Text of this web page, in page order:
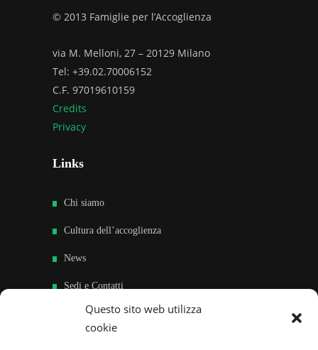
Questo sito web utilizza
cookie
© 2013 Famiglie per l’Accoglienza
via M. Melloni, 27 – 20129 Milano
Tel: +39.02.70006152
C.F. 97019610159
Credits
Privacy
Links
Chi siamo
Cultura dell’accoglienza
News
Sedi e Contatti
Sostieni